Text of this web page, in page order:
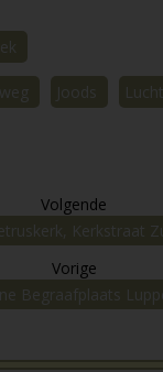
Joods
Volgende
Kerkstraat
Vorige
Begraafplaats